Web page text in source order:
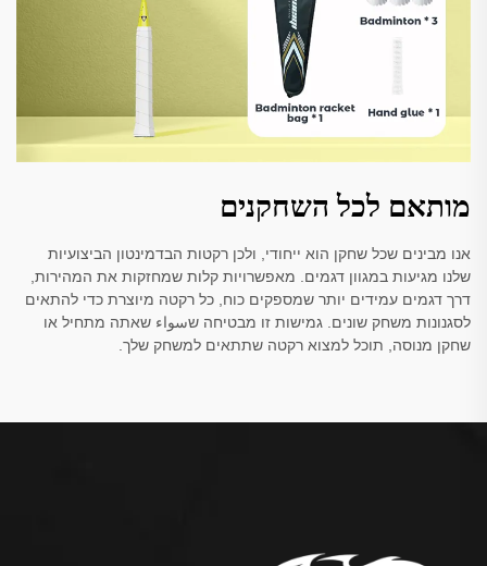
מותאם לכל השחקנים
אנו מבינים שכל שחקן הוא ייחודי, ולכן רקטות הבדמינטון הביצועיות
שלנו מגיעות במגוון דגמים. מאפשרויות קלות שמחזקות את המהירות,
דרך דגמים עמידים יותר שמספקים כוח, כל רקטה מיוצרת כדי להתאים
לסגנונות משחק שונים. גמישות זו מבטיחה שسواء שאתה מתחיל או
שחקן מנוסה, תוכל למצוא רקטה שתתאים למשחק שלך.